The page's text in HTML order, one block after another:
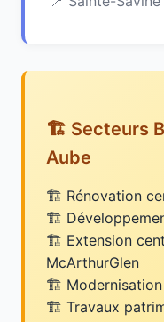
🏗️ Secteurs
Aube
Rénovation
Extension
McArthurGlen
Travaux